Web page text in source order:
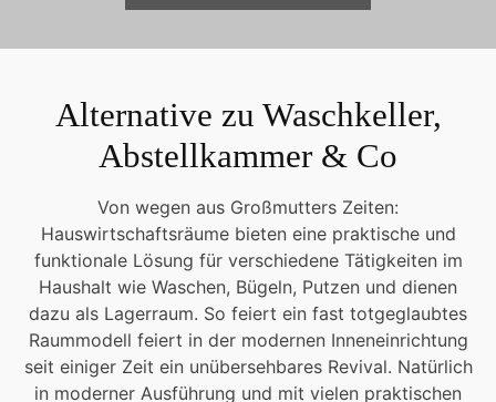
Alternative zu Waschkeller,
Abstellkammer & Co
Von wegen aus Großmutters Zeiten:
Hauswirtschaftsräume bieten eine praktische und
funktionale Lösung für verschiedene Tätigkeiten im
Haushalt wie Waschen, Bügeln, Putzen und dienen
dazu als Lagerraum. So feiert ein fast totgeglaubtes
Raummodell feiert in der modernen Inneneinrichtung
seit einiger Zeit ein unübersehbares Revival. Natürlich
in moderner Ausführung und mit vielen praktischen